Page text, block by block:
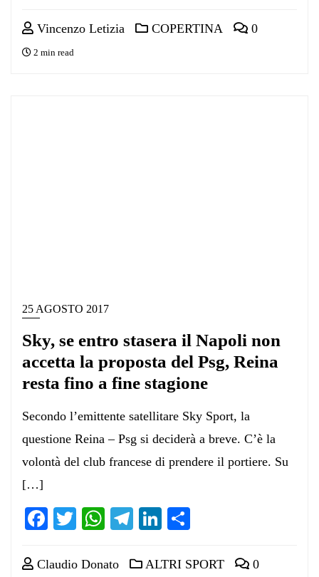
Vincenzo Letizia COPERTINA 0
2 min read
25 AGOSTO 2017
Sky, se entro stasera il Napoli non
accetta la proposta del Psg, Reina
resta fino a fine stagione
Secondo l’emittente satellitare Sky Sport, la
questione Reina – Psg si deciderà a breve. C’è la
volontà del club francese di prendere il portiere. Su
[…]
Facebook
TwitterWhatsApp
Telegram
LinkedIn
Claudio Donato ALTRI SPORT 0